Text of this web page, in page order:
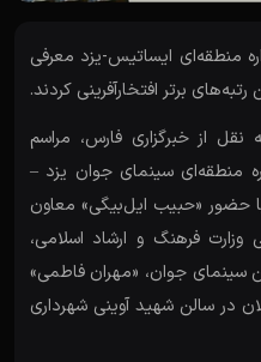
منطقه‌ای ایساتیس-یزد معرفی
برتر افتخارآفرینی کردند.
نقل از خبرگزاری فارس، مراسم
منطقه‌ای سینمای جوان یزد –
حضور «حبیب ایل‌بیگی» معاون
وزارت فرهنگ و ارشاد اسلامی،
سینمای جوان، «مهران فاطمی»
در سالن شهید آوینی شهرداری